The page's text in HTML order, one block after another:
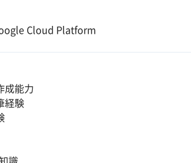
Cloud Platform
成能力
経験